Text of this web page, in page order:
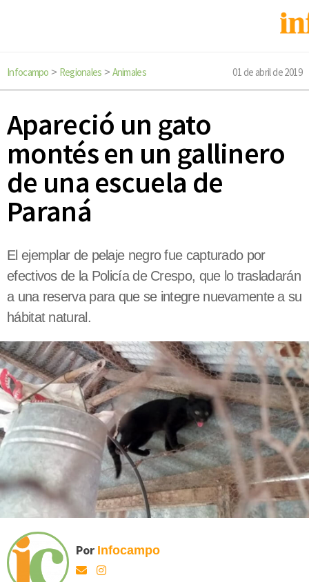
Infocampo > Regionales > Animales 01 de abril de 2019
Apareció un gato
montés en un gallinero
de una escuela de
Paraná
El ejemplar de pelaje negro fue capturado por
efectivos de la Policía de Crespo, que lo trasladarán
a una reserva para que se integre nuevamente a su
hábitat natural.
Por Infocampo